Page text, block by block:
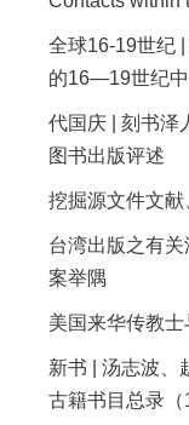
全球16-19世纪
的16—19世纪
代国庆 | 刻书泽
图书出版评述
挖掘源文件文
台湾出版之有
案举隅
美国来华传教
新书 | 汤志波、
古籍书目总录